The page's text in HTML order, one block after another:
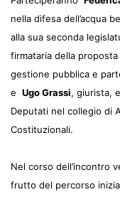
nella difesa dell’acqua
alla sua seconda
firmataria della
gestione pubblica e
e Ugo Grassi, giurista,
Deputati nel collegio di
Costituzionali.
Nel corso dell’incontro
frutto del percorso